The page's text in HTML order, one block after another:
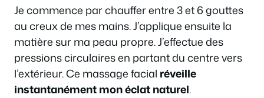
Je commence par chauffer entre 3 et 6 gouttes
au creux de mes mains. J’applique ensuite la
matière sur ma peau propre. J’effectue des
pressions circulaires en partant du centre vers
l’extérieur. Ce massage facial réveille
instantanément mon éclat naturel.